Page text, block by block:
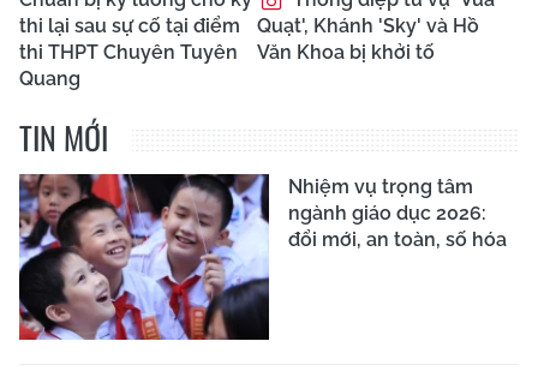
thi lại sau sự cố tại điểm
thi THPT Chuyên Tuyên
Quang
Quạt', Khánh 'Sky' và Hồ
Văn Khoa bị khởi tố
TIN MỚI
Nhiệm vụ trọng tâm
ngành giáo dục 2026:
đổi mới, an toàn, số hóa